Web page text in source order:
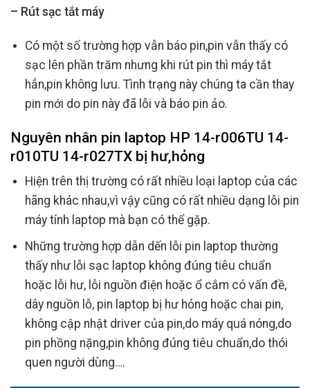
– Rút sạc tắt máy
Có một số trường hợp vẫn báo pin,pin vẫn thấy có
sạc lên phần trăm nhưng khi rút pin thì máy tắt
hẳn,pin không lưu. Tình trạng này chúng ta cần thay
pin mới do pin này đã lỗi và báo pin ảo.
Nguyên nhân pin laptop HP 14-r006TU 14-
r010TU 14-r027TX bị hư,hỏng
Hiện trên thị trường có rất nhiều loại laptop của các
hãng khác nhau,vì vậy cũng có rất nhiều dạng lỗi pin
máy tính laptop mà bạn có thể gặp.
Những trường hợp dẫn dến lỗi pin laptop thường
thấy như lỗi sạc laptop không đúng tiêu chuẩn
hoặc lỗi hư, lỗi nguồn điện hoặc ổ cắm có vấn đề,
dây nguồn lỗ, pin laptop bị hư hỏng hoặc chai pin,
không cập nhật driver của pin,do máy quá nóng,do
pin phồng nặng,pin không đúng tiêu chuẩn,do thói
quen người dùng….